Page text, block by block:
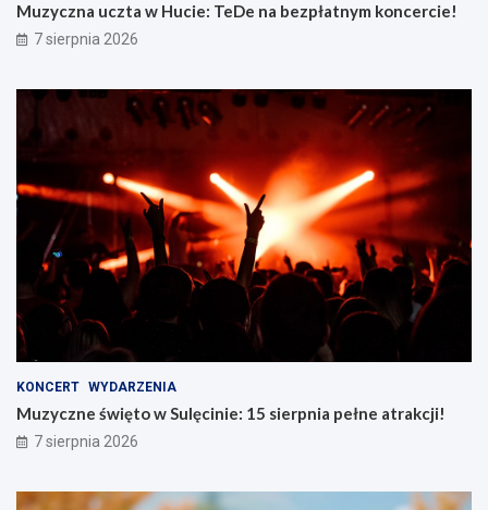
Muzyczna uczta w Hucie: TeDe na bezpłatnym koncercie!
7 sierpnia 2026
KONCERT WYDARZENIA
Muzyczne święto w Sulęcinie: 15 sierpnia pełne atrakcji!
7 sierpnia 2026